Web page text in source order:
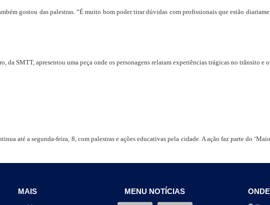
gostou das palestras. “É muito bom poder tirar dúvidas com profissionais que estão
da SMTT, apresentou uma peça onde os personagens relatam experiências trágicas no trânsito e
até a segunda-feira, 8, com palestras e ações educativas pela cidade. A ação faz parte do
MAIS MENU NOTÍCIAS